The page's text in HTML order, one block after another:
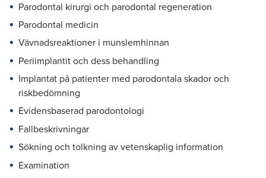
Parodontal kirurgi och parodontal regeneration
Parodontal medicin
Vävnadsreaktioner i munslemhinnan
Periimplantit och dess behandling
Implantat på patienter med parodontala skador och
riskbedömning
Evidensbaserad parodontologi
Fallbeskrivningar
Sökning och tolkning av vetenskaplig information
Examination